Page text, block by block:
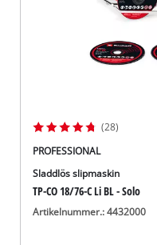
(28)
PROFESSIONAL
Sladdlös slipmaskin
TP-CO 18/76-C Li BL - Solo
Artikelnummer.: 4432000